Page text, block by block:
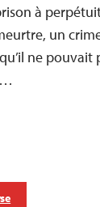
à
un
ne pouvait